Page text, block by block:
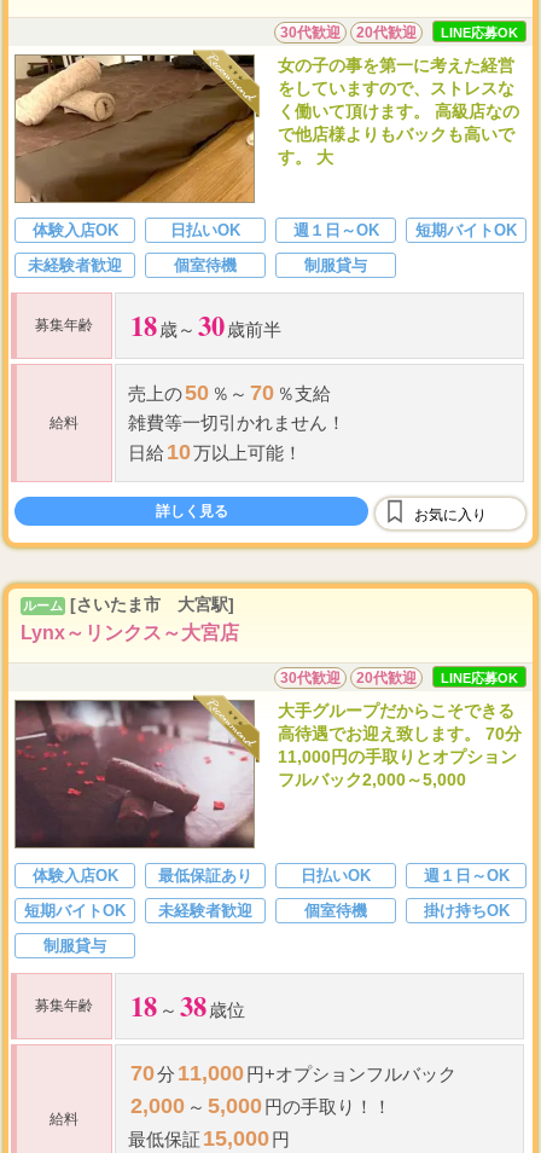
30代歓迎 20代歓迎 LINE応募OK
女の子の事を第一に考えた経営
をしていますので、ストレスな
く働いて頂けます。 高級店なの
で他店様よりもバックも高いで
す。 大
体験入店OK 日払いOK 週１日～OK
短期バイトOK
未経験者歓迎
個室待機 制服貸与
募集年齢 18歳～ 30歳前半
給料
売上の50 ％～ 70 ％支給
雑費等一切引かれません！
日給10万以上可能！
詳しく見る お気に入り
ルーム [さいたま市 大宮駅]
Lynx～リンクス～大宮店
30代歓迎 20代歓迎 LINE応募OK
大手グループだからこそできる
高待遇でお迎え致します。 70分
11,000円の手取りとオプション
フルバック2,000～5,000
体験入店OK 最低保証あり 日払いOK
週１日～OK
短期バイトOK
未経験者歓迎 個室待機
掛け持ちOK
制服貸与
募集年齢 18 ～ 38歳位
給料
70分 11,000円+オプションフルバック
2,000 ～ 5,000円の手取り！！
最低保証 15,000円